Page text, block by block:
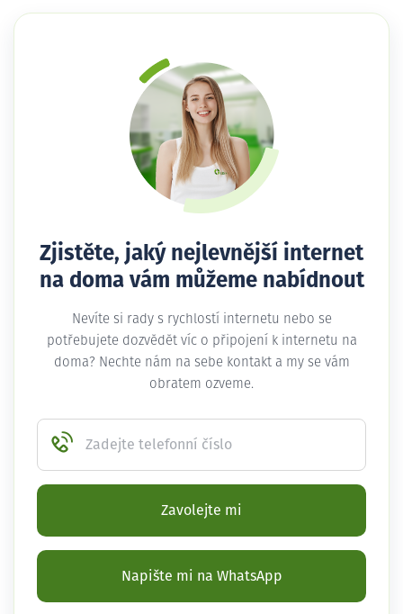
Zjistěte, jaký nejlevnější internet
na doma vám můžeme nabídnout
Nevíte si rady s rychlostí internetu nebo se
potřebujete dozvědět víc o připojení k internetu na
doma? Nechte nám na sebe kontakt a my se vám
obratem ozveme.
Zadejte telefonní číslo
Zavolejte mi
Napište mi na WhatsApp